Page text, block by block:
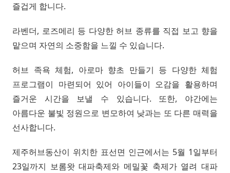
즐겁게 합니다.
라벤더, 로즈메리 등 다양한 허브 종류를 직접 보고 향을
맡으며 자연의 소중함을 느낄 수 있습니다.
허브 족욕 체험, 아로마 향초 만들기 등 다양한 체험
프로그램이 마련되어 있어 아이들이 오감을 활용하며
즐거운 시간을 보낼 수 있습니다. 또한, 야간에는
아름다운 불빛 정원으로 변모하여 낮과는 또 다른 매력을
선사합니다.
제주허브동산이 위치한 표선면 인근에서는 5월 1일부터
23일까지 보롬왓 대파축제와 메밀꽃 축제가 열려 대파